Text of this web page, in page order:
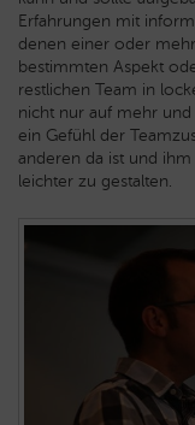
Erfahrungen mit
denen einer oder
bestimmten Aspekt
restlichen Team in
nicht nur auf mehr
ein Gefühl der
anderen da ist und
leichter zu gestalten.